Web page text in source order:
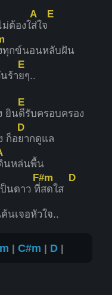
ม่ต้องใ
A
ส่ใจ
E
ทุกข์นอนหลับฝัน
ร้า
E
ยๆ..
ยิน
E
ดีรับครอบครอง
ก็อ
D
ยากดูแล
นหล่นพื้น
นดาว ที่
F#m
สดใส
D
นเจอหัวใจ..
|C#m | D |